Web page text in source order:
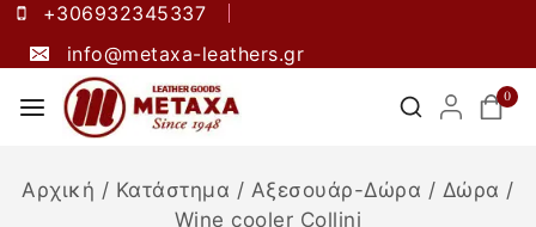
+306932345337
info@metaxa-leathers.gr
0
Αρχική / Κατάστημα / Αξεσουάρ-Δώρα / Δώρα /
Wine cooler Collini